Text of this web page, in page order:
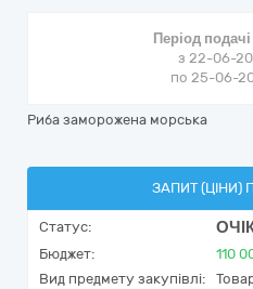
Період
з 22-06-
по 25-06-
Риба заморожена морська
ЗАПИТ (ЦІНИ)
Статус:
Бюджет: 110
Вид предмету закупівлі: